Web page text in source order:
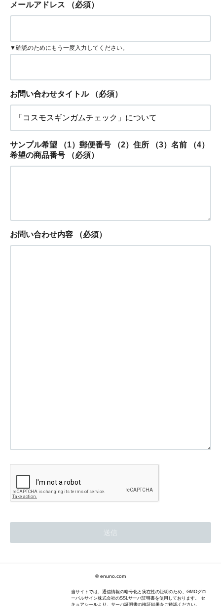
メールアドレス （必須）
▼確認のためにもう一度入力してください。
お問い合わせタイトル （必須）
サンプル希望 （1）郵便番号 （2）住所 （3）名前 （4）
希望の商品番号
（必須）
お問い合わせ内容 （必須）
© enuno.com
当サイトでは、通信情報の暗号化と実在性の証明のため、GMOグロ
ーバルサイン株式会社のSSLサーバ証明書を使用しております。 セ
キュアシールより、サーバ証明書の検証結果をご確認ください。